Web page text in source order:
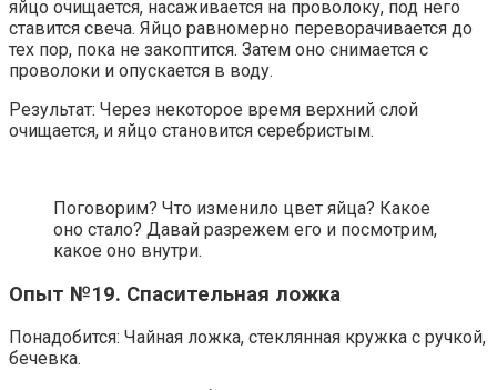
яйцо очищается, насаживается на проволоку, под него
ставится свеча. Яйцо равномерно переворачивается до
тех пор, пока не закоптится. Затем оно снимается с
проволоки и опускается в воду.
Результат: Через некоторое время верхний слой
очищается, и яйцо становится серебристым.
Поговорим? Что изменило цвет яйца? Какое
оно стало? Давай разрежем его и посмотрим,
какое оно внутри.
Опыт №19. Спасительная ложка
Понадобится: Чайная ложка, стеклянная кружка с ручкой,
бечевка.